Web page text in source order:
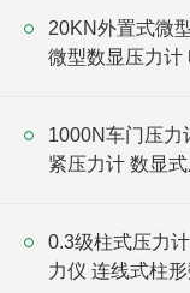
20KN外置式微
微型数显压力计
1000N车门压力
紧压力计 数显
0.3级柱式压力
力仪 连线式柱